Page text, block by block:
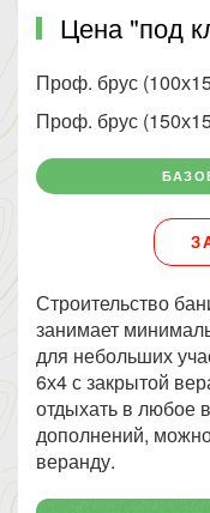
Цена "под
Проф. брус
Проф. брус
Строительство
занимает
для небольших
6х4 с закрытой
отдыхать в любое
дополнений,
веранду.